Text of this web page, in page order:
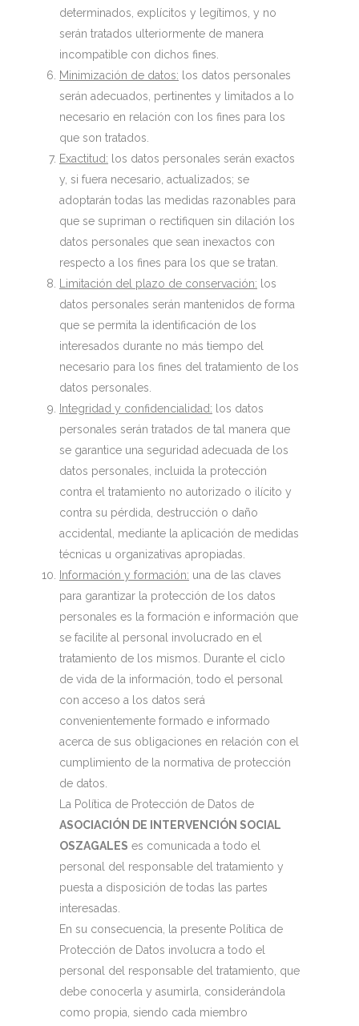
determinados, explícitos y legítimos, y no
serán tratados ulteriormente de manera
incompatible con dichos fines.
Minimización de datos: los datos personales
serán adecuados, pertinentes y limitados a lo
necesario en relación con los fines para los
que son tratados.
Exactitud: los datos personales serán exactos
y, si fuera necesario, actualizados; se
adoptarán todas las medidas razonables para
que se supriman o rectifiquen sin dilación los
datos personales que sean inexactos con
respecto a los fines para los que se tratan.
Limitación del plazo de conservación: los
datos personales serán mantenidos de forma
que se permita la identificación de los
interesados durante no más tiempo del
necesario para los fines del tratamiento de los
datos personales.
Integridad y confidencialidad: los datos
personales serán tratados de tal manera que
se garantice una seguridad adecuada de los
datos personales, incluida la protección
contra el tratamiento no autorizado o ilícito y
contra su pérdida, destrucción o daño
accidental, mediante la aplicación de medidas
técnicas u organizativas apropiadas.
Información y formación: una de las claves
para garantizar la protección de los datos
personales es la formación e información que
se facilite al personal involucrado en el
tratamiento de los mismos. Durante el ciclo
de vida de la información, todo el personal
con acceso a los datos será
convenientemente formado e informado
acerca de sus obligaciones en relación con el
cumplimiento de la normativa de protección
de datos.
La Política de Protección de Datos de
ASOCIACIÓN DE INTERVENCIÓN SOCIAL
OSZAGALES es comunicada a todo el
personal del responsable del tratamiento y
puesta a disposición de todas las partes
interesadas.
En su consecuencia, la presente Política de
Protección de Datos involucra a todo el
personal del responsable del tratamiento, que
debe conocerla y asumirla, considerándola
como propia, siendo cada miembro